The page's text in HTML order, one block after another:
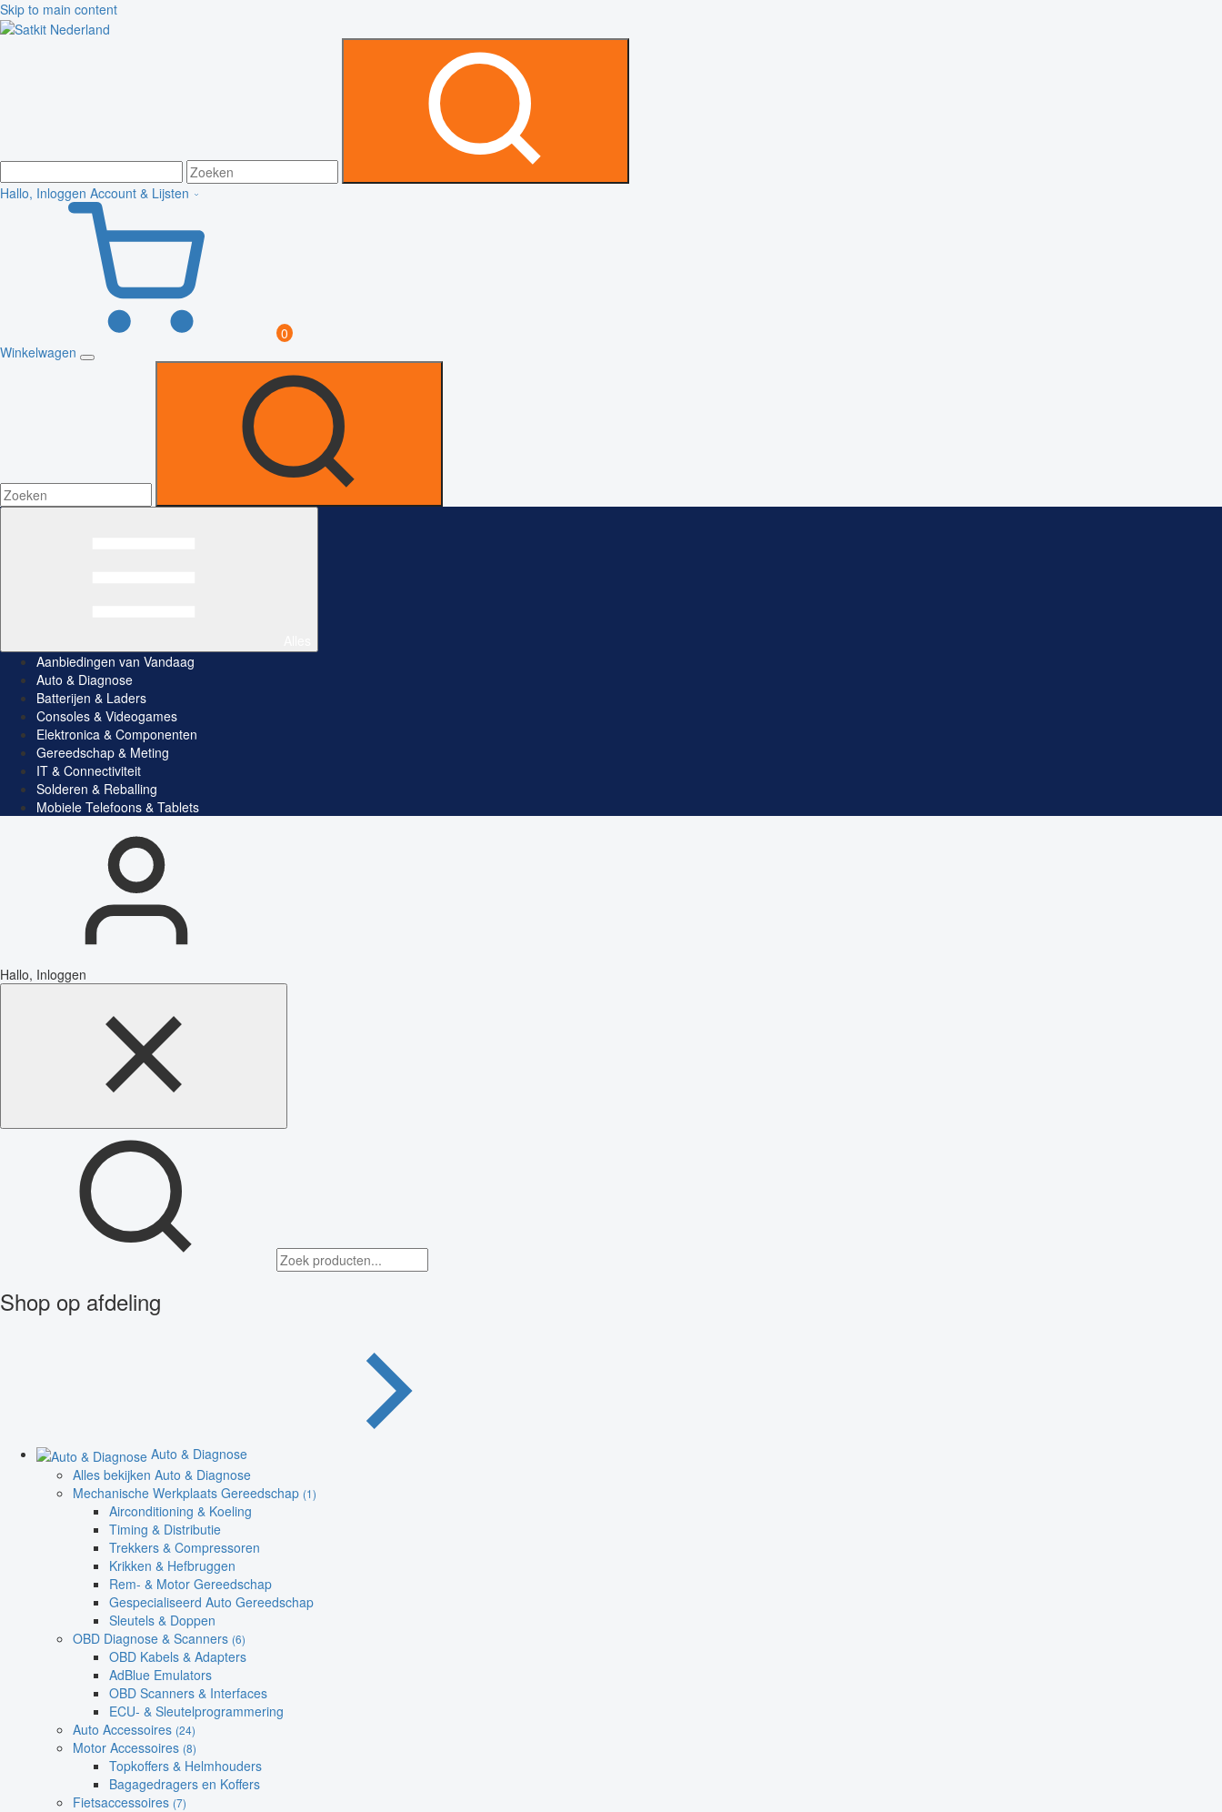
Skip to main content
Hallo, Inloggen Account & Lijsten
0
Winkelwagen
Aanbiedingen van Vandaag
Auto & Diagnose
Batterijen & Laders
Consoles & Videogames
Elektronica & Componenten
Gereedschap & Meting
IT & Connectiviteit
Solderen & Reballing
Mobiele Telefoons & Tablets
Hallo, Inloggen
Shop op afdeling
Auto & Diagnose
Alles bekijken Auto & Diagnose
Mechanische Werkplaats Gereedschap (1)
Airconditioning & Koeling
Timing & Distributie
Trekkers & Compressoren
Krikken & Hefbruggen
Rem- & Motor Gereedschap
Gespecialiseerd Auto Gereedschap
Sleutels & Doppen
OBD Diagnose & Scanners (6)
OBD Kabels & Adapters
AdBlue Emulators
OBD Scanners & Interfaces
ECU- & Sleutelprogrammering
Auto Accessoires (24)
Motor Accessoires (8)
Topkoffers & Helmhouders
Bagagedragers en Koffers
Fietsaccessoires (7)